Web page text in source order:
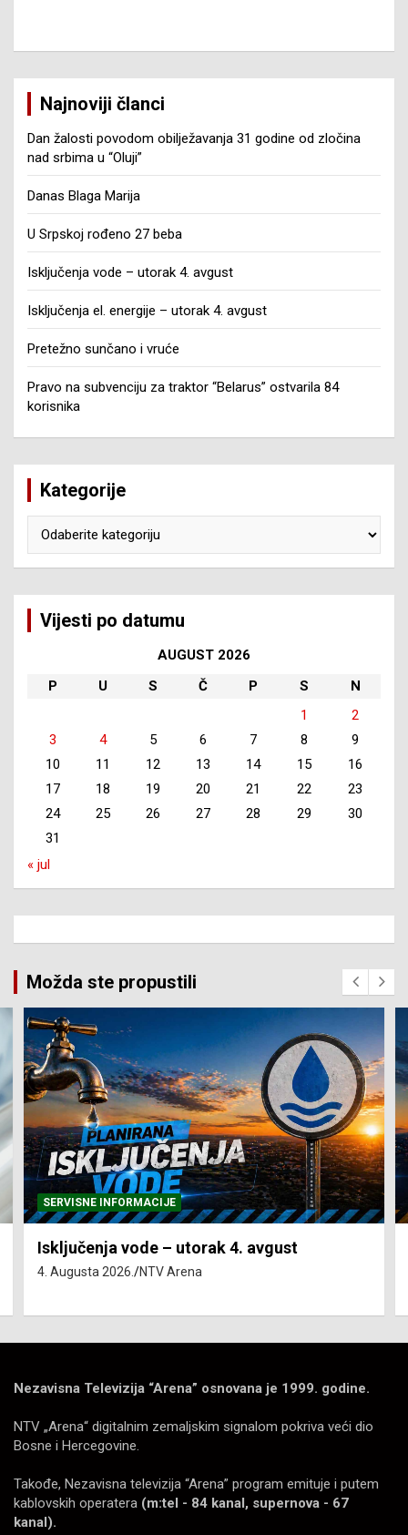
Najnoviji članci
Dan žalosti povodom obilježavanja 31 godine od zločina
nad srbima u “Oluji”
Danas Blaga Marija
U Srpskoj rođeno 27 beba
Isključenja vode – utorak 4. avgust
Isključenja el. energije – utorak 4. avgust
Pretežno sunčano i vruće
Pravo na subvenciju za traktor “Belarus” ostvarila 84
korisnika
Kategorije
Vijesti po datumu
AUGUST 2026
P
U S Č P S
N
1
2
3
4 5 6 7 8
9
10
11 12 13 14 15
16
17
18 19 20 21 22
23
24
25 26 27 28 29
30
31
« jul
Možda ste propustili
SERVISNE INFORMACIJE
Isključenja vode – utorak 4. avgust
4. Augusta 2026. NTV Arena
Nezavisna Televizija “Arena” osnovana je 1999. godine.
NTV „Arena“ digitalnim zemaljskim signalom pokriva veći dio
Bosne i Hercegovine.
Takođe, Nezavisna televizija “Arena” program emituje i putem
kablovskih operatera (m:tel - 84 kanal, supernova - 67
kanal).